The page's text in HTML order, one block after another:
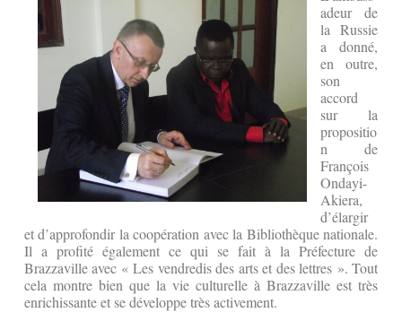
adeur de
la Russie
a donné,
en outre,
son
accord
sur la
propositio
n de
François
Ondayi-
Akiera,
d’élargir
et d’approfondir la coopération avec la Bibliothèque nationale.
Il a profité également ce qui se fait à la Préfecture de
Brazzaville avec « Les vendredis des arts et des lettres ». Tout
cela montre bien que la vie culturelle à Brazzaville est très
enrichissante et se développe très activement.